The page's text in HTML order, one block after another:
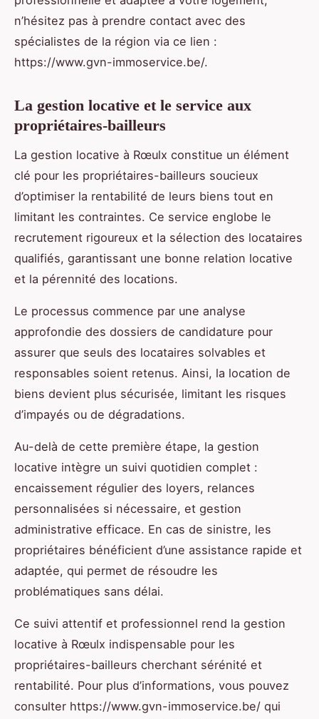
n’hésitez pas à prendre contact avec des
spécialistes de la région via ce lien :
https://www.gvn-immoservice.be/.
La gestion locative et le service aux
propriétaires-bailleurs
La gestion locative à Rœulx constitue un élément
clé pour les propriétaires-bailleurs soucieux
d’optimiser la rentabilité de leurs biens tout en
limitant les contraintes. Ce service englobe le
recrutement rigoureux et la sélection des locataires
qualifiés, garantissant une bonne relation locative
et la pérennité des locations.
Le processus commence par une analyse
approfondie des dossiers de candidature pour
assurer que seuls des locataires solvables et
responsables soient retenus. Ainsi, la location de
biens devient plus sécurisée, limitant les risques
d’impayés ou de dégradations.
Au-delà de cette première étape, la gestion
locative intègre un suivi quotidien complet :
encaissement régulier des loyers, relances
personnalisées si nécessaire, et gestion
administrative efficace. En cas de sinistre, les
propriétaires bénéficient d’une assistance rapide et
adaptée, qui permet de résoudre les
problématiques sans délai.
Ce suivi attentif et professionnel rend la gestion
locative à Rœulx indispensable pour les
propriétaires-bailleurs cherchant sérénité et
rentabilité. Pour plus d’informations, vous pouvez
consulter https://www.gvn-immoservice.be/ qui